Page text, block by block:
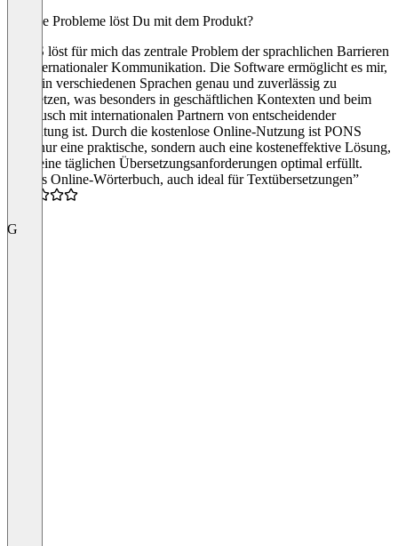
Welche Probleme löst Du mit dem Produkt?
PONS löst für mich das zentrale Problem der sprachlichen Barrieren
bei internationaler Kommunikation. Die Software ermöglicht es mir,
Texte in verschiedenen Sprachen genau und zuverlässig zu
übersetzen, was besonders in geschäftlichen Kontexten und beim
Austausch mit internationalen Partnern von entscheidender
Bedeutung ist. Durch die kostenlose Online-Nutzung ist PONS
nicht nur eine praktische, sondern auch eine kosteneffektive Lösung,
die meine täglichen Übersetzungsanforderungen optimal erfüllt.
“Tolles Online-Wörterbuch, auch ideal für Textübersetzungen”
G